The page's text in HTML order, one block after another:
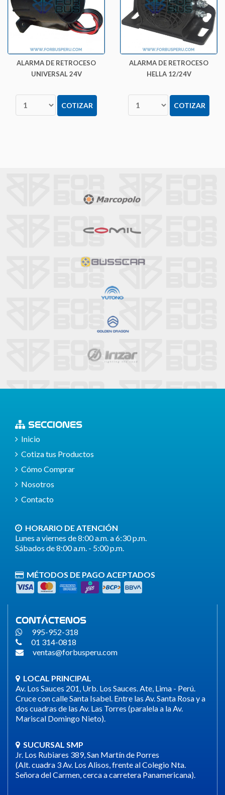
ALARMA DE RETROCESO
UNIVERSAL 24V
COTIZAR
ALARMA DE RETROCESO
HELLA 12/24V
COTIZAR
SECCIONES
Inicio
Cotiza tus Productos
Cómo Comprar
Nosotros
Contacto
HORARIO DE ATENCIÓN
Lunes a viernes de 8:00 a.m. a 6:30 p.m.
Sábados de 8:00 a.m. - 5:00 p.m.
MÉTODOS DE PAGO ACEPTADOS
CONTÁCTENOS
995-952-318
01 314-0818
ventas@forbusperu.com
LOCAL PRINCIPAL
Av. Los Sauces 201, Urb. Los Sauces. Ate, Lima - Perú.
Cruce con calle Santa Isabel. Entre las Av. Santa Rosa y a
dos cuadras de las Av. Las Torres (paralela a la Av.
Mariscal Domingo Nieto).
SUCURSAL SMP
Jr. Los Rubiares 389, San Martín de Porres
(Alt. cuadra 3 Av. Los Alisos, frente al Colegio Nta.
Señora del Carmen, cerca a carretera Panamericana).